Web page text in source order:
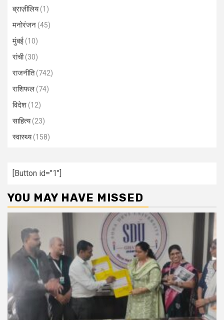
ब्राज़ीलिय(1)
मनोरंजन(45)
मुंबई(10)
रांची(30)
राजनीति(742)
राशिफल(74)
विदेश(12)
साहित्य(23)
स्वास्थ्य(158)
[Button id="1"]
YOU MAY HAVE MISSED